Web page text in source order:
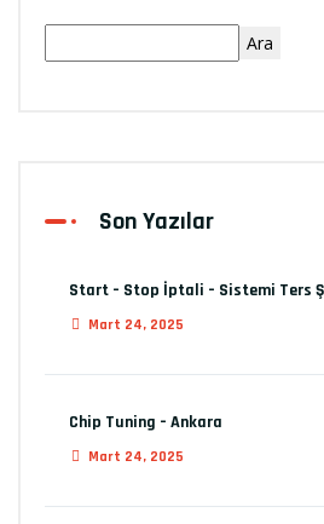
Ara
Son Yazılar
Start – Stop İptali – Sistemi Ters
Mart 24, 2025
Chip Tuning – Ankara
Mart 24, 2025